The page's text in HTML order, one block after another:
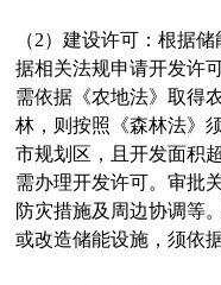
（2）建设许可：根据
据相关法规申请开发许
需依据《农地法》取得
林，则按照《森林法》
市规划区，且开发面积
需办理开发许可。审批
防灾措施及周边协调等
或改造储能设施，须依